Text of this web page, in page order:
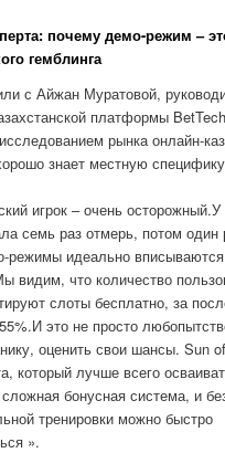
почему демо-режим –
гемблинга
с Айжан Муратовой,
платформы
рынка онлайн-
знает местную
игрок – очень
семь раз отмерь, потом один
режимы идеально
видим, что количество
слоты бесплатно, за
это не просто
оценить свои шансы. Sun
который лучше всего
бонусная система, и
тренировки можно быстро
».